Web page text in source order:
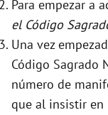
Para empezar a
el Código
Una vez
Código Sagrado
número de
que al insistir en